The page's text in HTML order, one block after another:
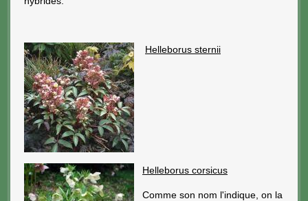
Helleborus sternii
Helleborus corsicus
Comme son nom l'indique, on la